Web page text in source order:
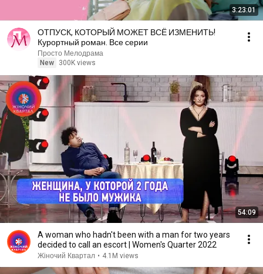
3:23:01
ОТПУСК, КОТОРЫЙ МОЖЕТ ВСЁ ИЗМЕНИТЬ!
Курортный роман. Все серии
Просто Мелодрама
New
300K views
54:09
A woman who hadn't been with a man for two years
decided to call an escort | Women's Quarter 2022
Жіночий Квартал • 4.1M views